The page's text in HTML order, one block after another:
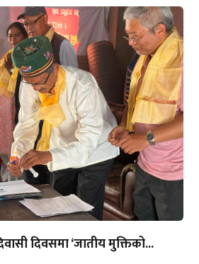
दिवसमा ‘जातीय मुक्तिको...